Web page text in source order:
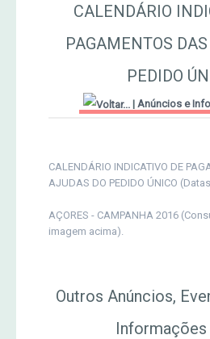
MERCADO
CALENDÁRIO
PAGAMENTOS
PEDIDO
| Anúncios e
CALENDÁRIO INDICATIVO DE
AJUDAS DO PEDIDO ÚNICO
AÇORES - CAMPANHA 2016
imagem acima).
Outros Anúncios,
Informações